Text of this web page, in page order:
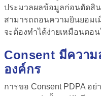
ประมวลผลข้อมูลก่อนตัดสิ
สามารถถอนความยินยอม
จะต้องทำได้ง่ายเหมือนตอ
Consent มีควา
องค์กร
การขอ Consent PDPAอย่